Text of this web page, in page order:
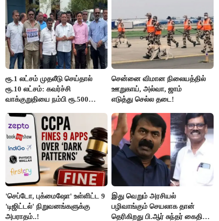
ரூ.1 லட்சம் முதலீடு செய்தால்
ரூ.10 லட்சம்: கவர்ச்சி
வாக்குறுதியை நம்பி ரூ.500
மக்கள்!
சென்னை விமான நிலையத்தில்
ஊறுகாய், அல்வா, ஜாம்
எடுத்து செல்ல தடை!
'செப்டோ, புக்மைஷோ' உள்ளிட்ட 9
'டிஜிட்டல்' நிறுவனங்களுக்கு
அபராதம்..!
இது வெறும் அரசியல்
பழிவாங்கும் செயலாக தான்
தெரிகிறது பி.ஆர் சுந்தர் கைதிற்கு